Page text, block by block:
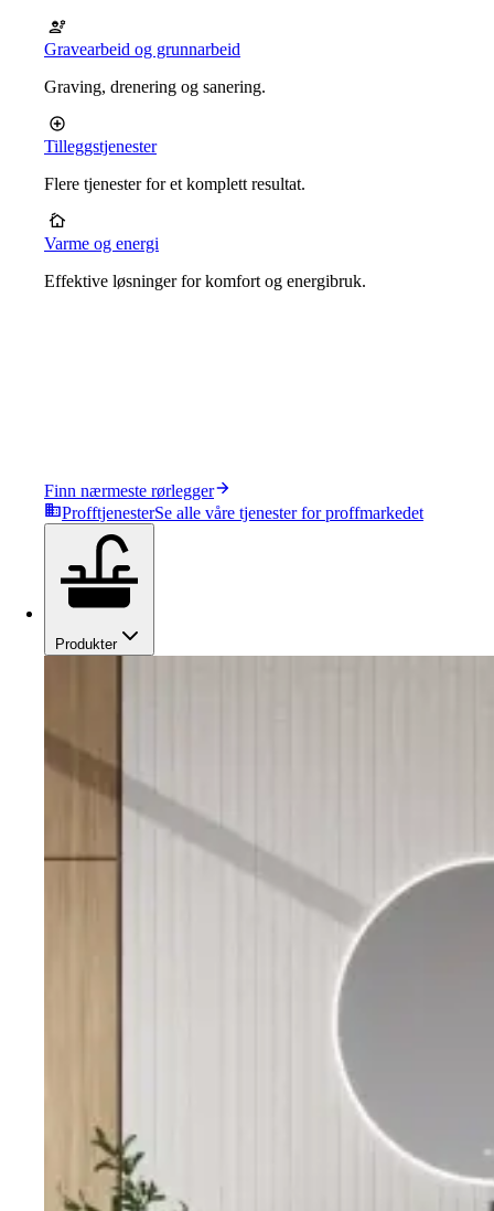
Gravearbeid og grunnarbeid
Graving, drenering og sanering.
Tilleggstjenester
Flere tjenester for et komplett resultat.
Varme og energi
Effektive løsninger for komfort og energibruk.
Finn nærmeste rørlegger
ProfftjenesterSe alle våre tjenester for proffmarkedet
Produkter